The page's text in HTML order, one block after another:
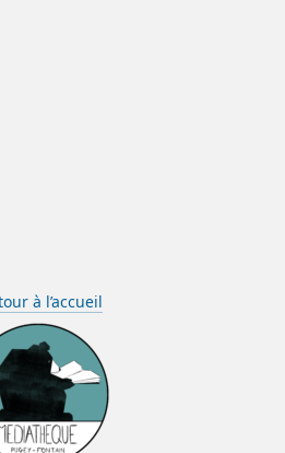
à l’accueil